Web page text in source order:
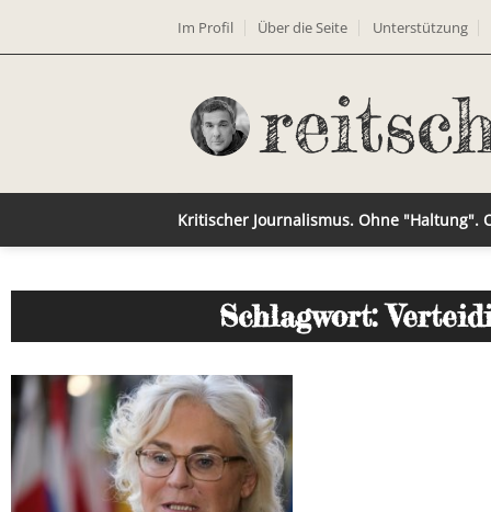
Im Profil Über die Seite Unterstützung
Kritischer Journalismus. Ohne "Haltung".
Schlagwort: